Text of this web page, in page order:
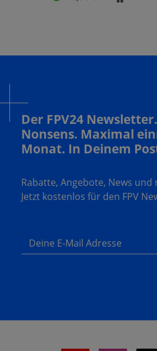
Der FPV24
Nonsens. Maximal
Monat. In Deinem
Rabatte, Angebote, News und
Jetzt kostenlos für den FPV
Deine E-Mail Adresse